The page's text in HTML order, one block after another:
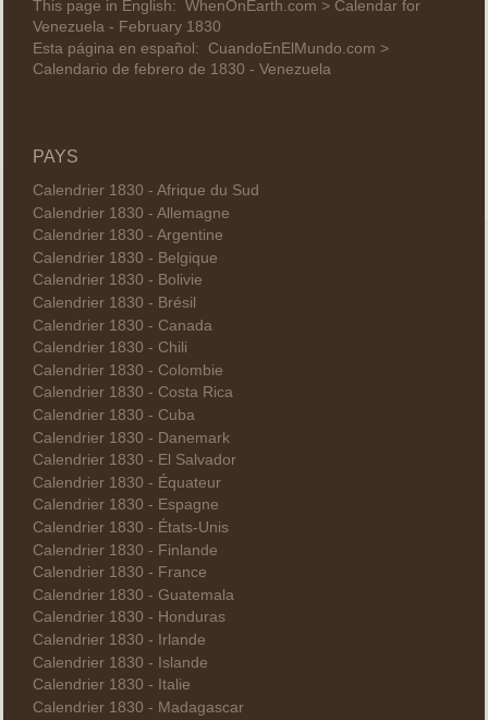
This page in English: WhenOnEarth.com > Calendar for
Venezuela - February 1830
Esta página en español: CuandoEnElMundo.com >
Calendario de febrero de 1830 - Venezuela
PAYS
Calendrier 1830 - Afrique du Sud
Calendrier 1830 - Allemagne
Calendrier 1830 - Argentine
Calendrier 1830 - Belgique
Calendrier 1830 - Bolivie
Calendrier 1830 - Brésil
Calendrier 1830 - Canada
Calendrier 1830 - Chili
Calendrier 1830 - Colombie
Calendrier 1830 - Costa Rica
Calendrier 1830 - Cuba
Calendrier 1830 - Danemark
Calendrier 1830 - El Salvador
Calendrier 1830 - Équateur
Calendrier 1830 - Espagne
Calendrier 1830 - États-Unis
Calendrier 1830 - Finlande
Calendrier 1830 - France
Calendrier 1830 - Guatemala
Calendrier 1830 - Honduras
Calendrier 1830 - Irlande
Calendrier 1830 - Islande
Calendrier 1830 - Italie
Calendrier 1830 - Madagascar